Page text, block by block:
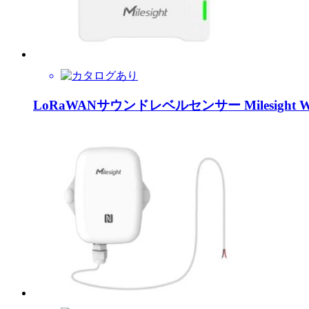
LoRaWANサウンドレベルセンサー Milesight